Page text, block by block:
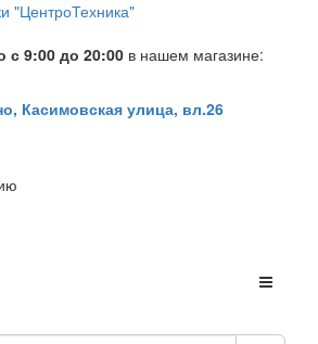
с 9:00 до 20:00 в нашем магазине:
Касимовская улица, вл.26